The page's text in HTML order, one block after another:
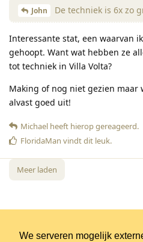
We serveren mogelijk
John De techniek is 6x zo
Interessante stat, een waarvan
gehoopt. Want wat hebben ze
tot techniek in Villa Volta?
Making of nog niet gezien maar
alvast goed uit!
Michael heeft hierop gereageerd.
FloridaMan vindt dit leuk.
Meer laden